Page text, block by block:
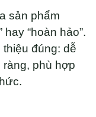
sản phẩm
“hoàn hảo”.
đúng: dễ
phù hợp